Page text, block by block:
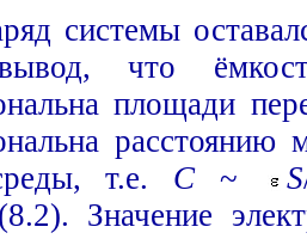
системы
что
площади
т.е. С~ S
Значение